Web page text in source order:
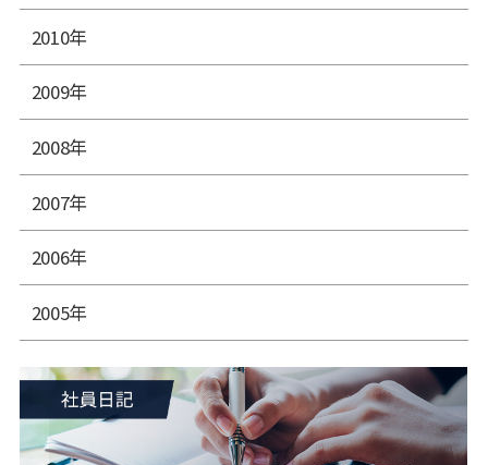
2010年
2009年
2008年
2007年
2006年
2005年